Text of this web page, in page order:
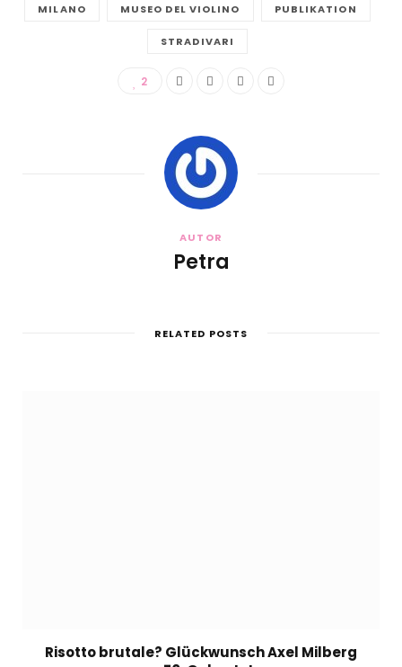
MILANO MUSEO DEL VIOLINO PUBLIKATION
STRADIVARI
2
AUTOR
Petra
RELATED POSTS
Risotto brutale? Glückwunsch Axel Milberg